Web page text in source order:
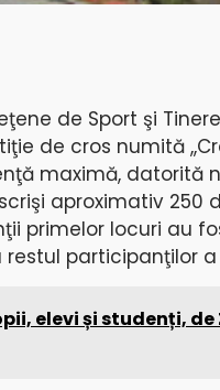
de Sport şi
de cros numită
maximă, datorită
aproximativ 250
primelor locuri au
participanţilor
elevi și studenți,